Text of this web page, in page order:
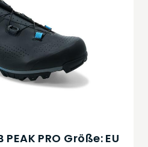
PEAK PRO Größe: EU